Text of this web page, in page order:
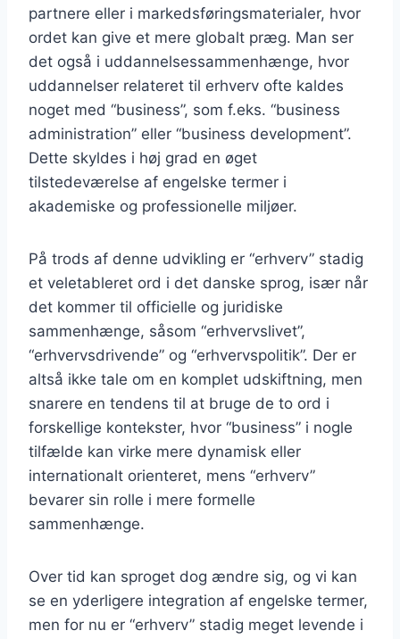
partnere eller i markedsføringsmaterialer, hvor
ordet kan give et mere globalt præg. Man ser
det også i uddannelsessammenhænge, hvor
uddannelser relateret til erhverv ofte kaldes
noget med “business”, som f.eks. “business
administration” eller “business development”.
Dette skyldes i høj grad en øget
tilstedeværelse af engelske termer i
akademiske og professionelle miljøer.
På trods af denne udvikling er “erhverv” stadig
et veletableret ord i det danske sprog, især når
det kommer til officielle og juridiske
sammenhænge, såsom “erhvervslivet”,
“erhvervsdrivende” og “erhvervspolitik”. Der er
altså ikke tale om en komplet udskiftning, men
snarere en tendens til at bruge de to ord i
forskellige kontekster, hvor “business” i nogle
tilfælde kan virke mere dynamisk eller
internationalt orienteret, mens “erhverv”
bevarer sin rolle i mere formelle
sammenhænge.
Over tid kan sproget dog ændre sig, og vi kan
se en yderligere integration af engelske termer,
men for nu er “erhverv” stadig meget levende i